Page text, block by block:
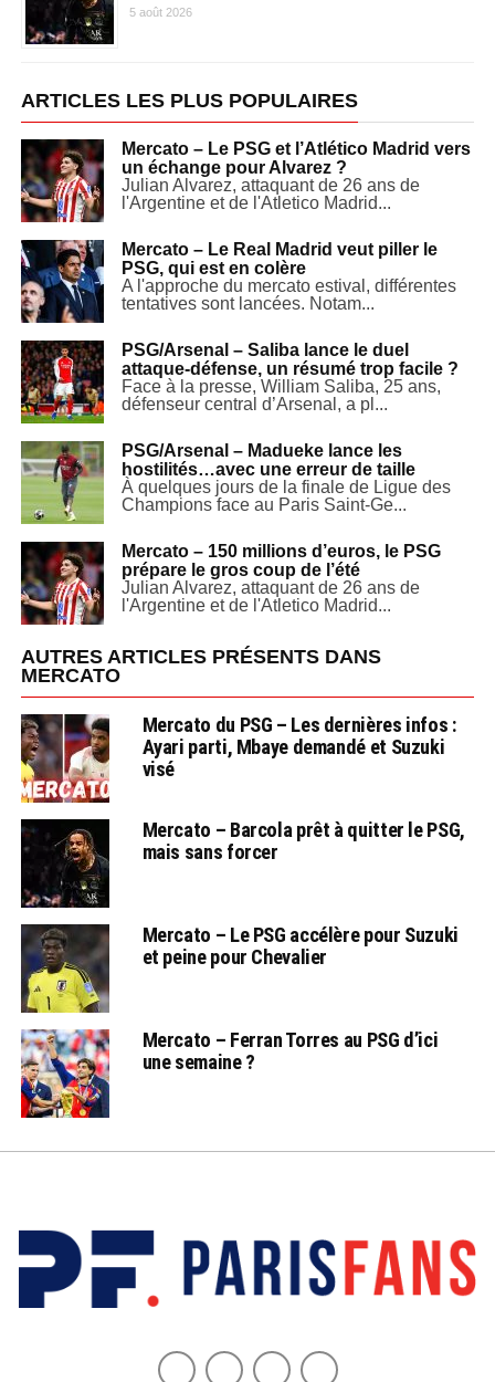
5 août 2026
ARTICLES LES PLUS POPULAIRES
Mercato – Le PSG et l’Atlético Madrid vers
un échange pour Alvarez ?
Julian Alvarez, attaquant de 26 ans de
l'Argentine et de l'Atletico Madrid...
Mercato – Le Real Madrid veut piller le
PSG, qui est en colère
A l'approche du mercato estival, différentes
tentatives sont lancées. Notam...
PSG/Arsenal – Saliba lance le duel
attaque-défense, un résumé trop facile ?
Face à la presse, William Saliba, 25 ans,
défenseur central d’Arsenal, a pl...
PSG/Arsenal – Madueke lance les
hostilités…avec une erreur de taille
À quelques jours de la finale de Ligue des
Champions face au Paris Saint-Ge...
Mercato – 150 millions d’euros, le PSG
prépare le gros coup de l’été
Julian Alvarez, attaquant de 26 ans de
l'Argentine et de l'Atletico Madrid...
AUTRES ARTICLES PRÉSENTS DANS
MERCATO
Mercato du PSG – Les dernières infos :
Ayari parti, Mbaye demandé et Suzuki
visé
Mercato – Barcola prêt à quitter le PSG,
mais sans forcer
Mercato – Le PSG accélère pour Suzuki
et peine pour Chevalier
Mercato – Ferran Torres au PSG d’ici
une semaine ?